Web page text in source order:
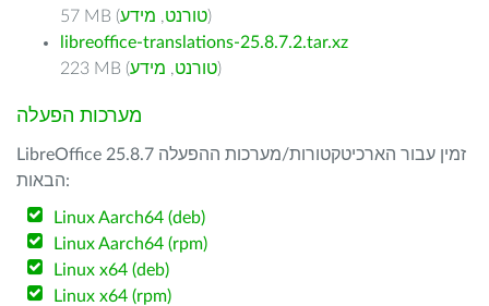
57 MB (
טורנט, מידע
)
libreoffice-translations-25.8.7.2.tar.xz
223 MB (
טורנט, מידע )
מערכות הפעלה
LibreOffice 25.8.7 זמין עבור הארכיטקטורות/מערכות ההפעלה
הבאות:
Linux Aarch64 (deb)
Linux Aarch64 (rpm)
Linux x64 (deb)
Linux x64 (rpm)